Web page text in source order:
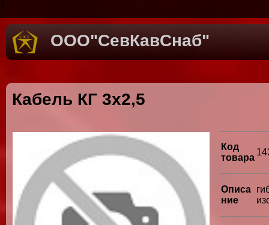
1
ООО"СевКавСнаб"
Кабель КГ 3х2,5
Код
товара
Описа
ние